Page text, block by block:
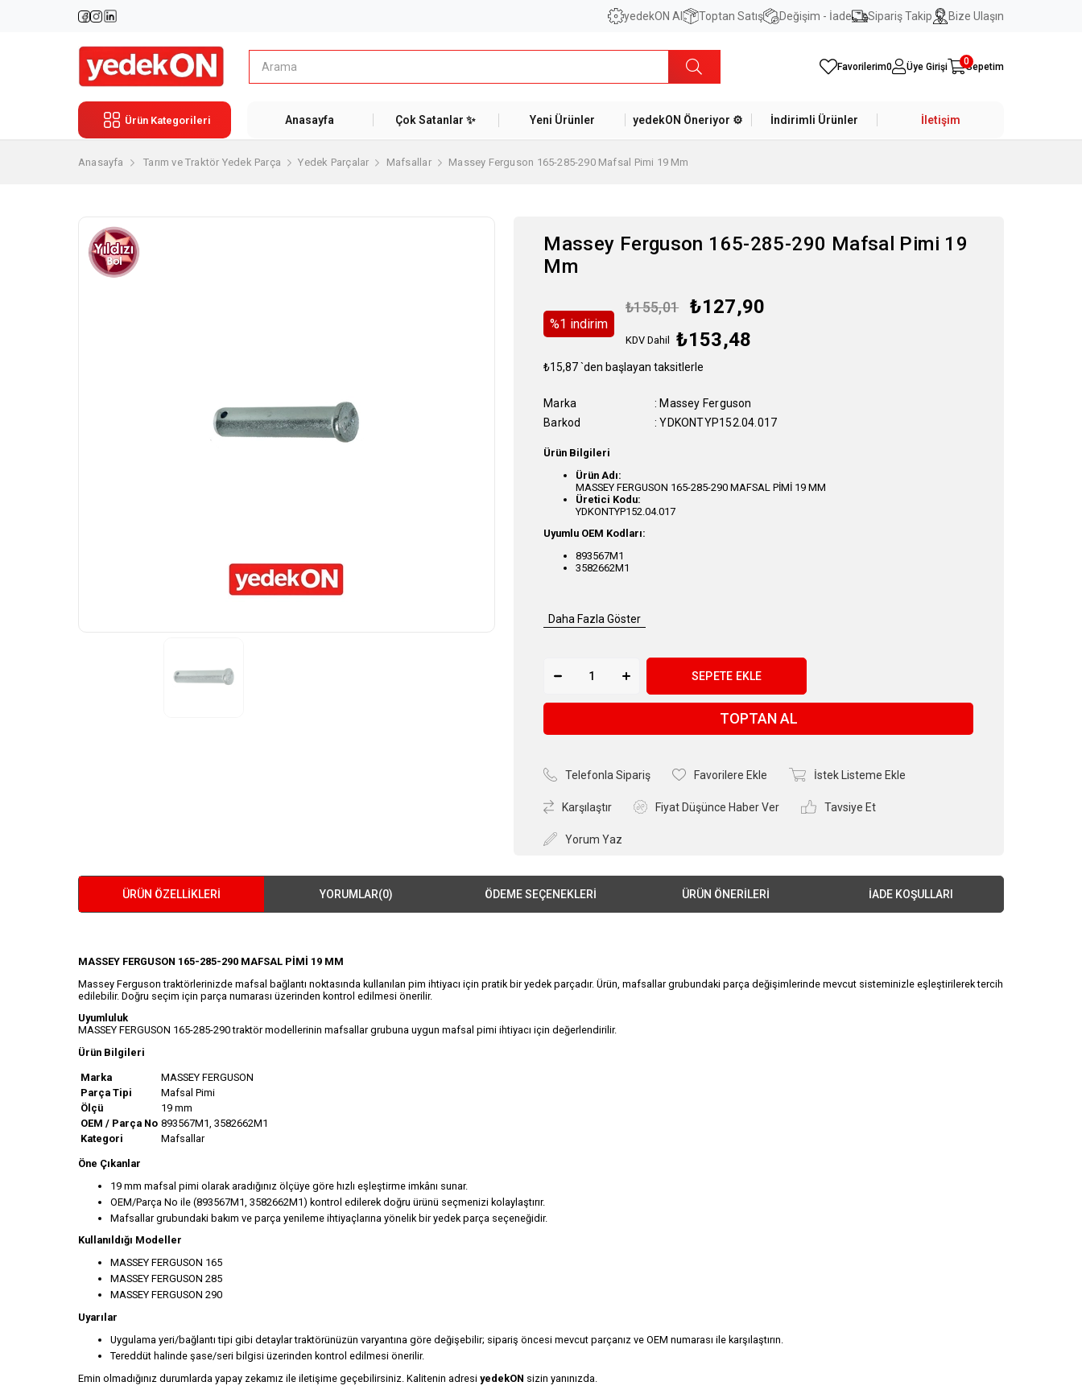
yedekON AI Toptan Satış Değişim - İade Sipariş Takip Bize Ulaşın
Favorilerim0 Üye Girişi Sepetim
0
Ürün Kategorileri Anasayfa Çok Satanlar ✨ Yeni Ürünler yedekON Öneriyor ⚙️ İndirimli Ürünler İletişim
Anasayfa Tarım ve Traktör Yedek Parça Yedek Parçalar Mafsallar Massey Ferguson 165-285-290 Mafsal Pimi 19 Mm
Massey Ferguson 165-285-290 Mafsal Pimi 19
Mm
%1 i̇ndirim
₺155,01 ₺127,90
KDV Dahil ₺153,48
₺15,87`den başlayan taksitlerle
Marka : Massey Ferguson
Barkod
: YDKONTYP152.04.017
Ürün Bilgileri
Ürün Adı:
MASSEY FERGUSON 165-285-290 MAFSAL PİMİ 19 MM
Üretici Kodu:
YDKONTYP152.04.017
Uyumlu OEM Kodları:
893567M1
3582662M1
Daha Fazla Göster
TOPTAN AL
Telefonla Sipariş Favorilere Ekle İstek Listeme Ekle
Karşılaştır Fiyat Düşünce Haber Ver Tavsiye Et
Yorum Yaz
ÜRÜN ÖZELLIKLERI YORUMLAR(0) ÖDEME SEÇENEKLERI ÜRÜN ÖNERILERI İADE KOŞULLARI
MASSEY FERGUSON 165-285-290 MAFSAL PİMİ 19 MM
Massey Ferguson traktörlerinizde mafsal bağlantı noktasında kullanılan pim ihtiyacı için pratik bir yedek parçadır. Ürün, mafsallar grubundaki parça değişimlerinde mevcut sisteminizle eşleştirilerek tercih
edilebilir. Doğru seçim için parça numarası üzerinden kontrol edilmesi önerilir.
Uyumluluk
MASSEY FERGUSON 165-285-290 traktör modellerinin mafsallar grubuna uygun mafsal pimi ihtiyacı için değerlendirilir.
Ürün Bilgileri
Marka
MASSEY FERGUSON
Parça Tipi
Mafsal Pimi
Ölçü
19 mm
OEM / Parça No 893567M1, 3582662M1
Kategori
Mafsallar
Öne Çıkanlar
19 mm mafsal pimi olarak aradığınız ölçüye göre hızlı eşleştirme imkânı sunar.
OEM/Parça No ile (893567M1, 3582662M1) kontrol edilerek doğru ürünü seçmenizi kolaylaştırır.
Mafsallar grubundaki bakım ve parça yenileme ihtiyaçlarına yönelik bir yedek parça seçeneğidir.
Kullanıldığı Modeller
MASSEY FERGUSON 165
MASSEY FERGUSON 285
MASSEY FERGUSON 290
Uyarılar
Uygulama yeri/bağlantı tipi gibi detaylar traktörünüzün varyantına göre değişebilir; sipariş öncesi mevcut parçanız ve OEM numarası ile karşılaştırın.
Tereddüt halinde şase/seri bilgisi üzerinden kontrol edilmesi önerilir.
Emin olmadığınız durumlarda yapay zekamız ile iletişime geçebilirsiniz. Kalitenin adresi yedekON sizin yanınızda.